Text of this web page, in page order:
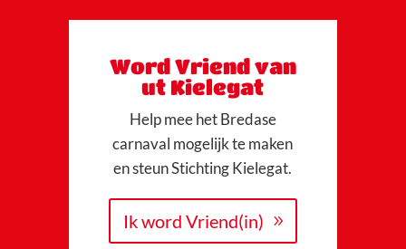
Word Vriend van
ut Kielegat
Help mee het Bredase
carnaval mogelijk te maken
en steun Stichting Kielegat.
Ik word Vriend(in)